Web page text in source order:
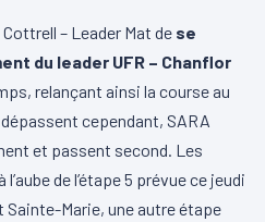
– Leader Mat de se
du leader UFR – Chanflor
relançant ainsi la course au
cependant, SARA
et passent second. Les
de l’étape 5 prévue ce jeudi
Sainte-Marie, une autre étape